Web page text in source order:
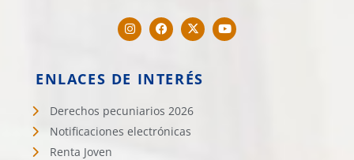
ENLACES DE INTERÉS
Derechos pecuniarios 2026
Notificaciones electrónicas
Renta Joven